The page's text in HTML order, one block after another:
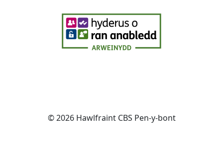
© 2026 Hawlfraint CBS Pen-y-bont